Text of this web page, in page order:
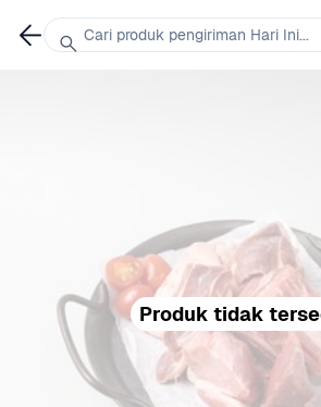
Produk tidak
Cari produk pengiriman Hari Ini...